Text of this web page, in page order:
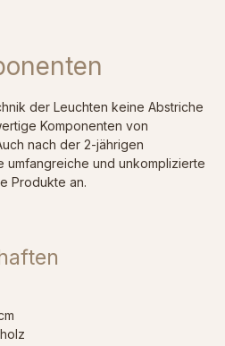
der Leuchten keine Abstriche
Komponenten von
nach der 2-jährigen
umfangreiche und unkomplizierte
Produkte an.